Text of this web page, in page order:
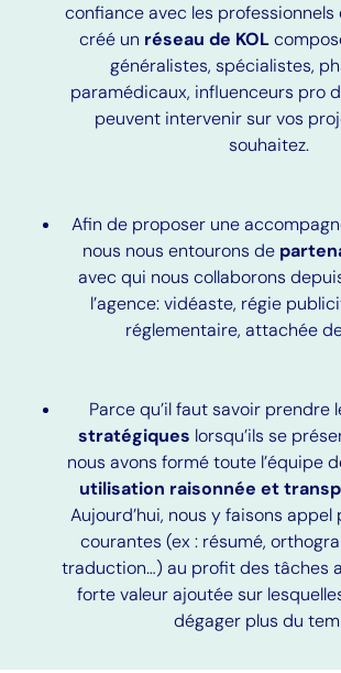
confiance avec les
créé un réseau de KOL
généralistes, spécialistes,
paramédicaux, influenceurs pro
peuvent intervenir sur vos
souhaitez.
Afin de proposer une
nous nous entourons de
avec qui nous collaborons
l’agence:vidéaste, régie
réglementaire, attachée
Parce qu’il faut savoir prendre
stratégiques lorsqu’ils se
nous avons formé toute l’équipe
utilisation raisonnée et
Aujourd’hui, nous y faisons appel
courantes (ex : résumé,
traduction…) au profit des tâches
forte valeur ajoutée sur
dégager plus du